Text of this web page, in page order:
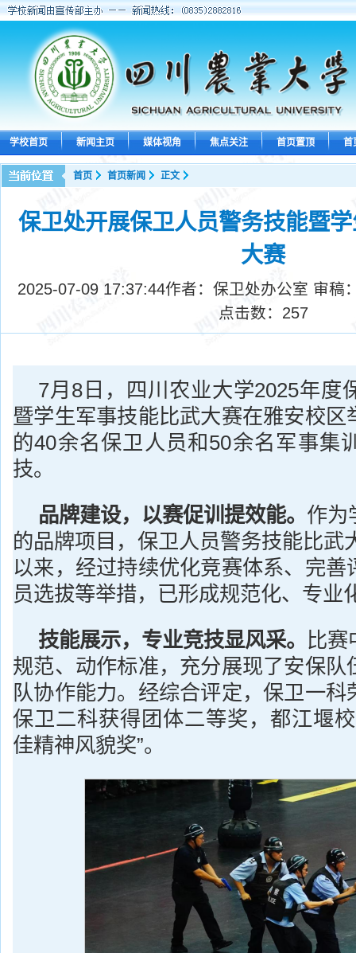
学校首页 新闻主页 媒体视角 焦点关注 首页置顶 首
首页 首页新闻 正文
保卫处开展保卫人员警务技能暨
大赛
2025-07-09 17:37:44作者：保卫处办公室 审稿
点击数： 257
7月8日，四川农业大学2025年度
暨学生军事技能比武大赛在雅安校区
的40余名保卫人员和50余名军事集
技。
品牌建设， 以赛促训提效能。 作为
的品牌项目，保卫人员警务技能比武
以来，经过持续优化竞赛体系、完善
员选拔等举措，已形成规范化、专业
技能展示， 专业竞技显风采。 比赛
规范、动作标准，充分展现了安保队
队协作能力。经综合评定，保卫一科
保卫二科获得团体二等奖，都江堰
佳精神风貌奖”。